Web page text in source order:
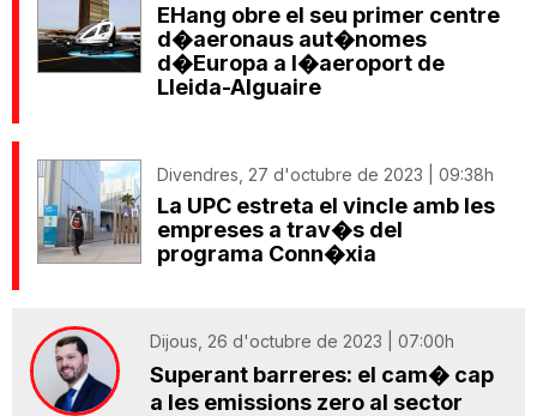
EHang obre el seu primer centre
d�aeronaus aut�nomes
d�Europa a l�aeroport de
Lleida-Alguaire
Divendres, 27 d'octubre de 2023 | 09:38h
La UPC estreta el vincle amb les
empreses a trav�s del
programa Conn�xia
Dijous, 26 d'octubre de 2023 | 07:00h
Superant barreres: el cam� cap
a les emissions zero al sector